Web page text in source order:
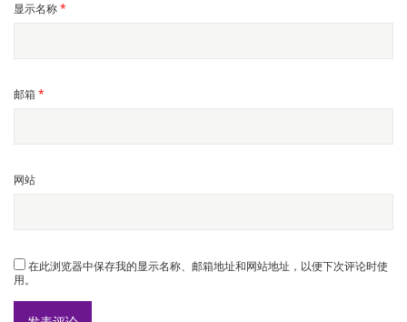
显示名称*
邮箱 *
网站
在此浏览器中保存我的显示名称、邮箱地址和网站地址，以便下次评论时使
用。